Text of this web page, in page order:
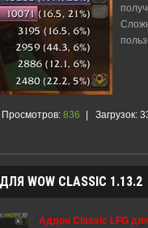
Просмотров: 836 | Загрузок:
WOW CLASSIC 1.13.2
Аддон Classic LFG